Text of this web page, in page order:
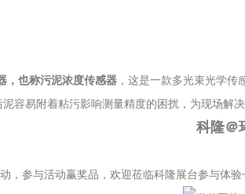
，也称污泥浓度传感器 ，这是一款多光束光学
容易附着粘污影响测量精度的困扰，为现场解决
科隆＠
，参与活动赢奖品，欢迎莅临科隆展台参与体验